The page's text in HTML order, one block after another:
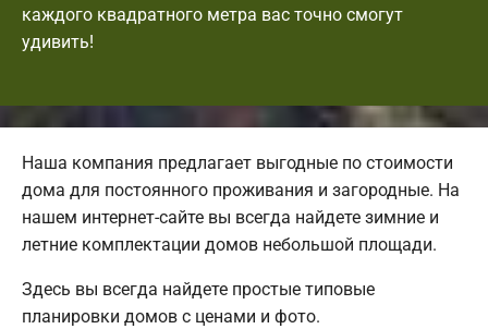
каждого квадратного метра вас точно смогут
удивить!
Наша компания предлагает выгодные по стоимости
дома для постоянного проживания и загородные. На
нашем интернет-сайте вы всегда найдете зимние и
летние комплектации домов небольшой площади.
Здесь вы всегда найдете простые типовые
планировки домов с ценами и фото.